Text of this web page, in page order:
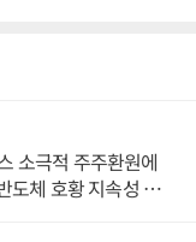
소극적 주주환원에
도체 호황 지속성 의